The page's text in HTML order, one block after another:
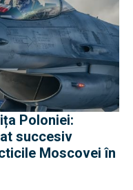
Poloniei:
succesiv
Moscovei în